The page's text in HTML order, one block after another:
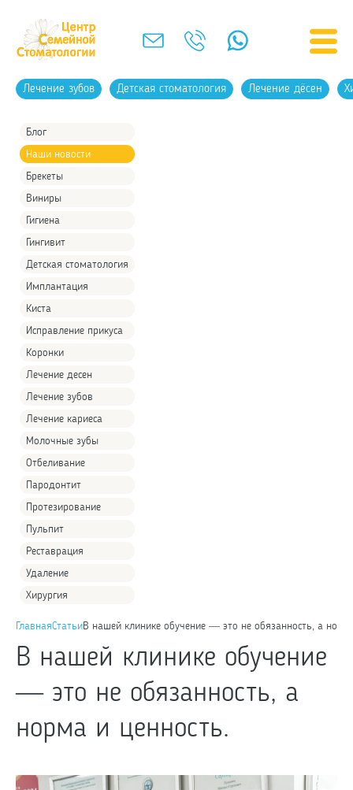
Лечение зубов Детская стоматология Лечение дёсен
Блог
Наши новости
Брекеты
Виниры
Гигиена
Гингивит
Детская стоматология
Имплантация
Киста
Исправление прикуса
Коронки
Лечение десен
Лечение зубов
Лечение кариеса
Молочные зубы
Отбеливание
Пародонтит
Протезирование
Пульпит
Реставрация
Удаление
Хирургия
ГлавнаяСтатьиВ нашей клинике обучение — это не обязанность, а
В нашей клинике обучение
— это не обязанность, а
норма и ценность.